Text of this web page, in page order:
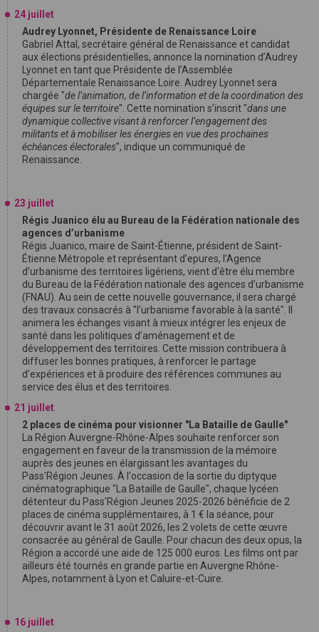
24 juillet
Audrey Lyonnet, Présidente de Renaissance Loire
Gabriel Attal, secrétaire général de Renaissance et candidat
aux élections présidentielles, annonce la nomination d’Audrey
Lyonnet en tant que Présidente de l’Assemblée
Départementale Renaissance Loire. Audrey Lyonnet sera
chargée "de l’animation, de l’information et de la coordination des
équipes sur le territoire". Cette nomination s’inscrit "dans une
dynamique collective visant à renforcer l’engagement des
militants et à mobiliser les énergies en vue des prochaines
échéances électorales", indique un communiqué de
Renaissance.
23 juillet
Régis Juanico élu au Bureau de la Fédération nationale des
agences d’urbanisme
Régis Juanico, maire de Saint-Étienne, président de Saint-
Étienne Métropole et représentant d’epures, l’Agence
d’urbanisme des territoires ligériens, vient d'être élu membre
du Bureau de la Fédération nationale des agences d’urbanisme
(FNAU). Au sein de cette nouvelle gouvernance, il sera chargé
des travaux consacrés à "l’urbanisme favorable à la santé". Il
animera les échanges visant à mieux intégrer les enjeux de
santé dans les politiques d’aménagement et de
développement des territoires. Cette mission contribuera à
diffuser les bonnes pratiques, à renforcer le partage
d’expériences et à produire des références communes au
service des élus et des territoires.
21 juillet
2 places de cinéma pour visionner "La Bataille de Gaulle"
La Région Auvergne-Rhône-Alpes souhaite renforcer son
engagement en faveur de la transmission de la mémoire
auprès des jeunes en élargissant les avantages du
Pass'Région Jeunes. À l'occasion de la sortie du diptyque
cinématographique "La Bataille de Gaulle", chaque lycéen
détenteur du Pass'Région Jeunes 2025-2026 bénéficie de 2
places de cinéma supplémentaires, à 1 € la séance, pour
découvrir avant le 31 août 2026, les 2 volets de cette œuvre
consacrée au général de Gaulle. Pour chacun des deux opus, la
Région a accordé une aide de 125 000 euros. Les films ont par
ailleurs été tournés en grande partie en Auvergne Rhône-
Alpes, notamment à Lyon et Caluire-et-Cuire.
16 juillet